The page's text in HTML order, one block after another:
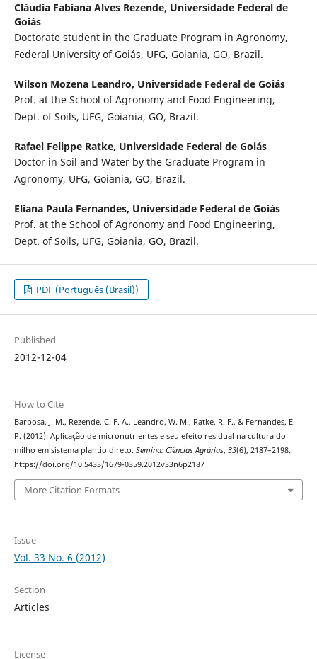
Cláudia Fabiana Alves Rezende, Universidade Federal de
Goiás
Doctorate student in the Graduate Program in Agronomy,
Federal University of Goiás, UFG, Goiania, GO, Brazil.
Wilson Mozena Leandro, Universidade Federal de Goiás
Prof. at the School of Agronomy and Food Engineering,
Dept. of Soils, UFG, Goiania, GO, Brazil.
Rafael Felippe Ratke, Universidade Federal de Goiás
Doctor in Soil and Water by the Graduate Program in
Agronomy, UFG, Goiania, GO, Brazil.
Eliana Paula Fernandes, Universidade Federal de Goiás
Prof. at the School of Agronomy and Food Engineering,
Dept. of Soils, UFG, Goiania, GO, Brazil.
PDF (Português (Brasil))
Published
2012-12-04
How to Cite
Barbosa, J. M., Rezende, C. F. A., Leandro, W. M., Ratke, R. F., & Fernandes, E.
P. (2012). Aplicação de micronutrientes e seu efeito residual na cultura do
milho em sistema plantio direto. Semina: Ciências Agrárias, 33(6), 2187–2198.
https://doi.org/10.5433/1679-0359.2012v33n6p2187
More Citation Formats
Issue
Vol. 33 No. 6 (2012)
Section
Articles
License